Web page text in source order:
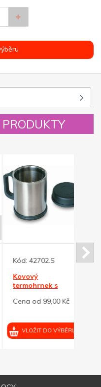
Kód:42702.S
Kovový
termohrnek s
víčkem
Cena od 99,00 Kč
VLOŽIT DO VÝBĚRU
Kód: